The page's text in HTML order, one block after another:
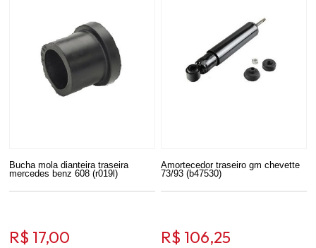
Bucha mola dianteira traseira
mercedes benz 608 (r019l)
R$ 17,00
Amortecedor traseiro gm chevette
73/93 (b47530)
R$ 106,25